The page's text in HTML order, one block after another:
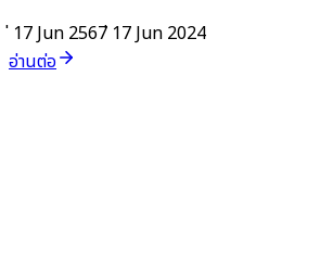
่ 17 Jun 2567 ่ 17 Jun 2024
อ่านต่อ